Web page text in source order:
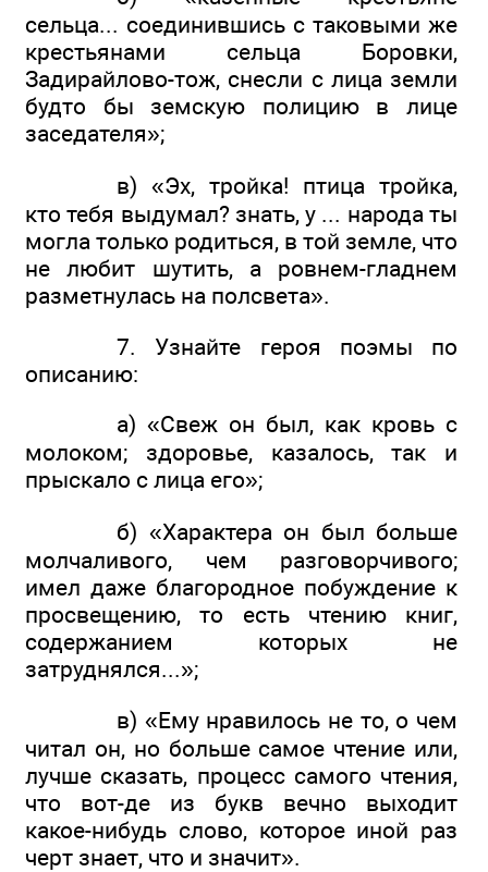
сельца... соединившись с таковыми же
крестьянами сельца Боровки,
Задирайлово-тож, снесли с лица земли
будто бы земскую полицию в лице
заседателя»;
в) «Эх, тройка! птица тройка,
кто тебя выдумал? знать, у ... народа ты
могла только родиться, в той земле, что
не любит шутить, а ровнем-гладнем
разметнулась на полсвета».
7. Узнайте героя поэмы по
описанию:
а) «Свеж он был, как кровь с
молоком; здоровье, казалось, так и
прыскало с лица его»;
б) «Характера он был больше
молчаливого, чем разговорчивого;
имел даже благородное побуждение к
просвещению, то есть чтению книг,
содержанием которых не
затруднялся...»;
в) «Ему нравилось не то, о чем
читал он, но больше самое чтение или,
лучше сказать, процесс самого чтения,
что вот-де из букв вечно выходит
какое-нибудь слово, которое иной раз
черт знает, что и значит».